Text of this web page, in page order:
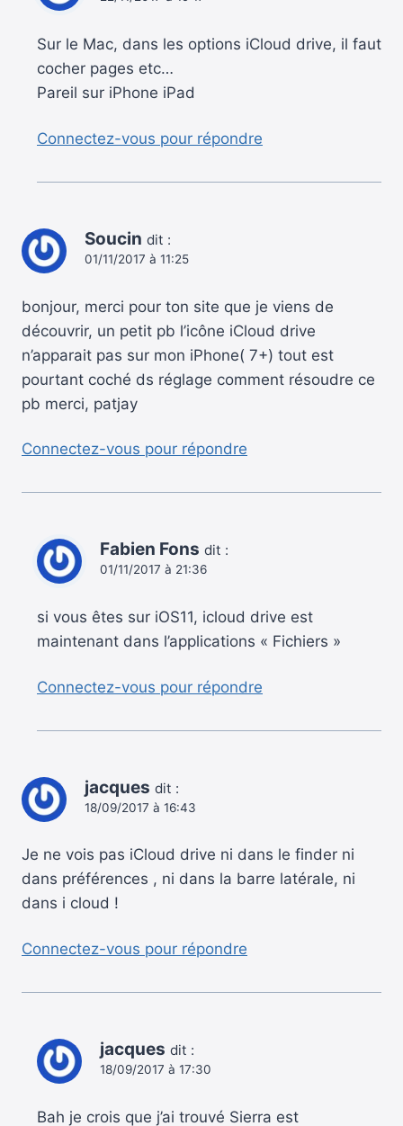
Sur le Mac, dans les options iCloud drive, il faut
cocher pages etc…
Pareil sur iPhone iPad
Connectez-vous pour répondre
Soucin dit :
01/11/2017 à 11:25
bonjour, merci pour ton site que je viens de
découvrir, un petit pb l’icône iCloud drive
n’apparait pas sur mon iPhone( 7+) tout est
pourtant coché ds réglage comment résoudre ce
pb merci, patjay
Connectez-vous pour répondre
Fabien Fons dit :
01/11/2017 à 21:36
si vous êtes sur iOS11, icloud drive est
maintenant dans l’applications « Fichiers »
Connectez-vous pour répondre
jacques dit :
18/09/2017 à 16:43
Je ne vois pas iCloud drive ni dans le finder ni
dans préférences , ni dans la barre latérale, ni
dans i cloud !
Connectez-vous pour répondre
jacques dit :
18/09/2017 à 17:30
Bah je crois que j’ai trouvé Sierra est